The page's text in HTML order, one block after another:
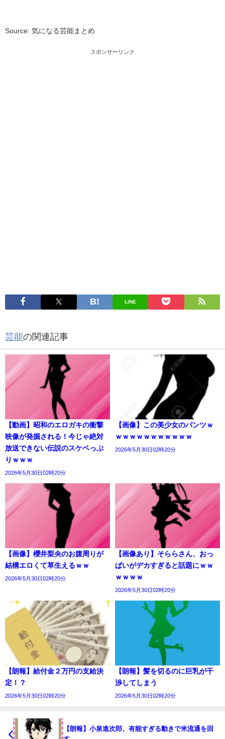
Source: 気になる芸能まとめ
スポンサーリンク
LINE
芸能の関連記事
【動画】昭和のエロガキの衝撃
映像が発掘される！今じゃ絶対
放送できない伝説のスケベっぷ
りｗｗｗ
2026年5月30日02時20分
【画像】この美少女のパンツｗ
ｗｗｗｗｗｗｗｗｗｗｗ
2026年5月30日02時20分
【画像】櫻井梨央のお腹周りが
結構エロくて草生えるｗｗ
2026年5月30日02時20分
【画像あり】そららさん、おっ
ぱいがデカすぎると話題にｗｗ
ｗｗｗｗ
2026年5月30日02時20分
【朗報】給付金２万円の支給決
定！？
2026年5月30日02時20分
【朗報】髪を切るのに巨乳が干
渉してしまう
2026年5月30日02時20分
【朗報】小泉進次郎、有能すぎる動きで米流通を回